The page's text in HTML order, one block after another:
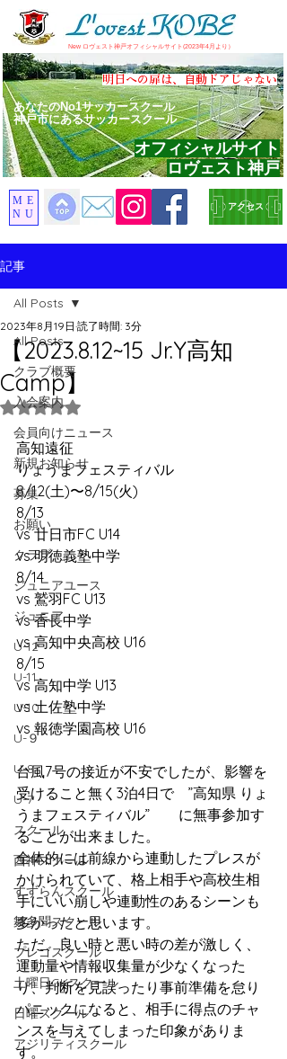
​New ロヴェスト神戸オフィシャルサイト(2023年4月より）
​明日への扉は、自動ドアじゃない
あなたのNo1サッカースクール
神戸市にあるサッカースクール
アクセス
オフィシャルサイト
ロヴェスト神戸
ME
NU
記事
All Posts
クラブ概要
入会案内
会員向けニュース
新規お知らせ
募集
お願い
クラブ
ジュニアユース
ジュニア
U-12
U-11
U-10
U-９
U-8
U-7
スクール
西神スクール
すずらんスクール
舞多聞スクール
プレゴスクール
土曜日GKスクール
日曜スクール
アジリティスクール
All Posts
【2023.8.12~15 Jr.Y高知
Camp】
2023年8月19日 読了時間: 3分
5つ星のうちNaNと評価されています。
高知遠征
りょうまフェスティバル
8/12(土)〜8/15(火)
8/13
vs 廿日市FC U14
vs 明徳義塾中学
8/14
vs 鷲羽FC U13
vs 香長中学
vs 高知中央高校 U16
8/15
vs 高知中学 U13
vs 土佐塾中学
vs 報徳学園高校 U16
台風7号の接近が不安でしたが、影響を
受けること無く3泊4日で　”高知県 りょ
うまフェスティバル”　　に無事参加す
ることが出来ました。
全体的には前線から連動したプレスが
かけられていて、格上相手や高校生相
手にいい崩しや連動性のあるシーンも
多かったと思います。
ただ、良い時と悪い時の差が激しく、
運動量や情報収集量が少なくなった
り、判断を見誤ったり事前準備を怠り
パニックになると、相手に得点のチャ
ンスを与えてしまった印象がありま
す。